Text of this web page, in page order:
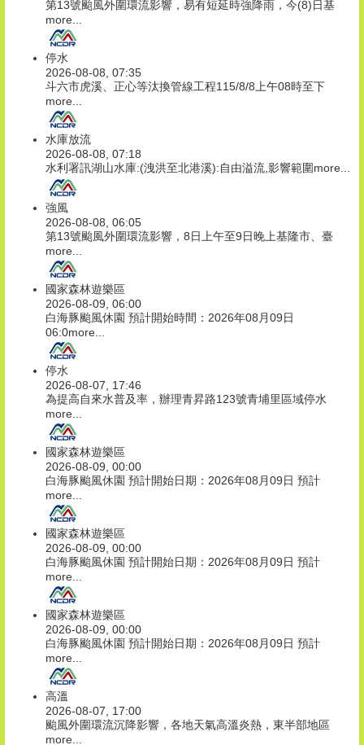
第13號颱風外圍環流影響，易有短延時強降雨，今(8)日基
more...
停水
2026-08-08, 07:35
斗六市虎溪、正心等汰換管線工程115/8/8上午08時至下
more...
水庫放流
2026-08-08, 07:18
水利署訊湖山水庫:(洩洪至北港溪):自由溢流,影響範圍more...
強風
2026-08-08, 06:05
第13號颱風外圍環流影響，8日上午至9日晚上基隆市、臺
more...
國家森林遊樂區
2026-08-09, 06:00
白海豚颱風休園 預計開始時間：2026年08月09日
06:0more...
停水
2026-08-07, 17:46
為提高自來水普及率，辦理青昇路123號青埔里區域停水
more...
國家森林遊樂區
2026-08-09, 00:00
白海豚颱風休園 預計開始日期：2026年08月09日 預計
more...
國家森林遊樂區
2026-08-09, 00:00
白海豚颱風休園 預計開始日期：2026年08月09日 預計
more...
國家森林遊樂區
2026-08-09, 00:00
白海豚颱風休園 預計開始日期：2026年08月09日 預計
more...
高溫
2026-08-07, 17:00
颱風外圍環流沉降影響，各地天氣高溫炎熱，東半部地區
more...